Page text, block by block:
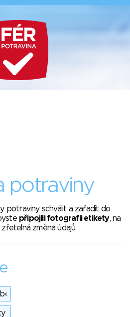
potraviny
potraviny schválit a zařadit do
připojili fotografii etikety, na
změna údajů.